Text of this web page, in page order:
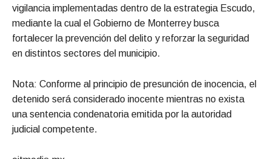
vigilancia implementadas dentro de la estrategia Escudo,
mediante la cual el Gobierno de Monterrey busca
fortalecer la prevención del delito y reforzar la seguridad
en distintos sectores del municipio.
Nota: Conforme al principio de presunción de inocencia, el
detenido será considerado inocente mientras no exista
una sentencia condenatoria emitida por la autoridad
judicial competente.